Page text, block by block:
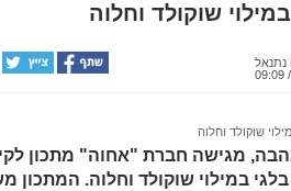
שוקולד וחלוה
נתנאל
שוקולד וחלוה
מגישה חברת "אחוה" מתכון
במילוי שוקולד וחלוה. המתכון